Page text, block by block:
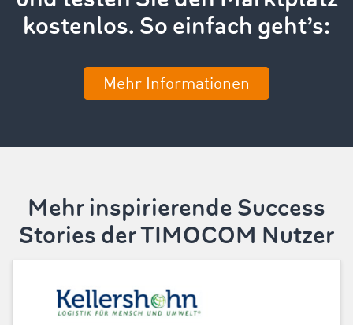
kostenlos. So einfach geht’s:
Mehr Informationen
Mehr inspirierende Success
Stories der TIMOCOM Nutzer